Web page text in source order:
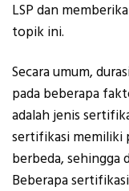
LSP dan
topik ini.
Secara umum,
pada beberapa
adalah jenis
sertifikasi memiliki
berbeda, sehingga
Beberapa